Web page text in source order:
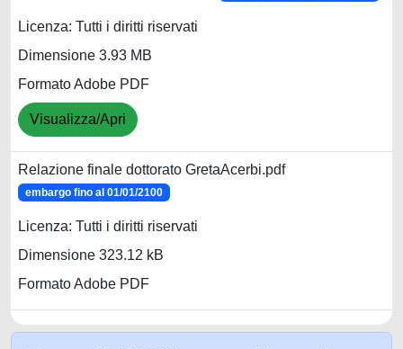
Licenza: Tutti i diritti riservati
Dimensione 3.93 MB
Formato Adobe PDF
Visualizza/Apri
Relazione finale dottorato GretaAcerbi.pdf
embargo fino al 01/01/2100
Licenza: Tutti i diritti riservati
Dimensione 323.12 kB
Formato Adobe PDF